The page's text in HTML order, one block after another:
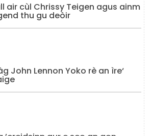
air cùl Chrissy Teigen agus ainm
thu gu deòir
John Lennon Yoko rè an ìre‘